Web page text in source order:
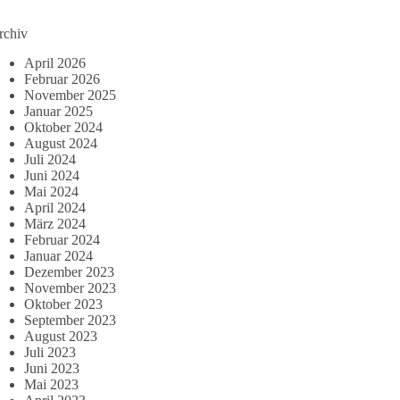
April 2026
Februar 2026
November 2025
Januar 2025
Oktober 2024
August 2024
Juli 2024
Juni 2024
Mai 2024
April 2024
März 2024
Februar 2024
Januar 2024
Dezember 2023
November 2023
Oktober 2023
September 2023
August 2023
Juli 2023
Juni 2023
Mai 2023